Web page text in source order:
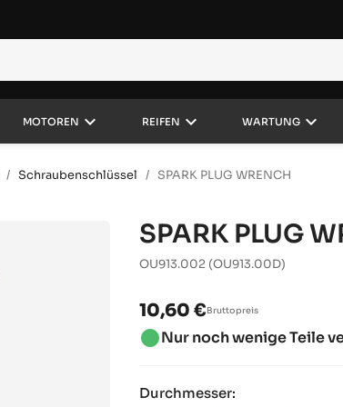
MOTOREN keyboard_arrow_down REIFEN keyboard_arrow_down WARTUNG keyboard_arrow_down
Schraubenschlüssel SPARK PLUG WRENCH
SPARK PLUG
OU913.002 (OU913.00D)
10,60 €Bruttopreis
brightness_1Nur noch wenige Teile
Durchmesser: